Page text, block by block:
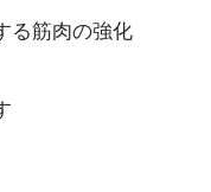
る筋肉の強化